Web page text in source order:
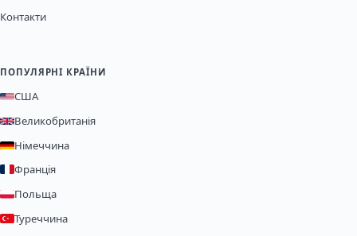
Контакти
ПОПУЛЯРНІ КРАЇНИ
США
Великобританія
Німеччина
Франція
Польща
Туреччина